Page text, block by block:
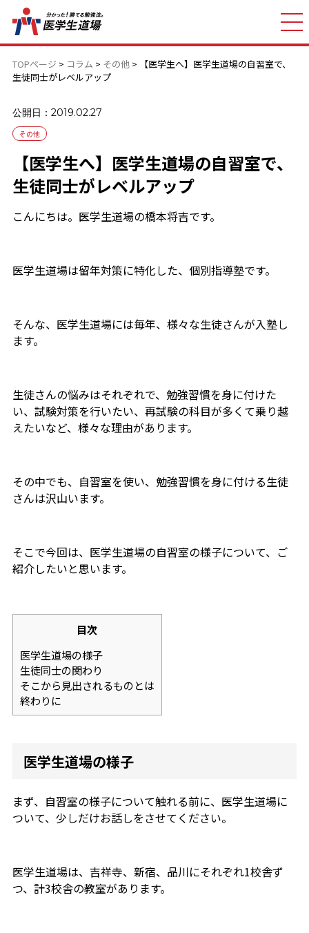
TOPページ > コラム > その他>
【医学生へ】医学生道場の自習室で、
生徒同士がレベルアップ
公開日：2019.02.27
その他
【医学生へ】医学生道場の自習室で、
生徒同士がレベルアップ
こんにちは。医学生道場の橋本将吉です。
医学生道場は留年対策に特化した、個別指導塾です。
そんな、医学生道場には毎年、様々な生徒さんが入塾し
ます。
生徒さんの悩みはそれぞれで、勉強習慣を身に付けた
い、試験対策を行いたい、再試験の科目が多くて乗り越
えたいなど、様々な理由があります。
その中でも、自習室を使い、勉強習慣を身に付ける生徒
さんは沢山います。
そこで今回は、医学生道場の自習室の様子について、ご
紹介したいと思います。
目次
医学生道場の様子
生徒同士の関わり
そこから見出されるものとは
終わりに
医学生道場の様子
まず、自習室の様子について触れる前に、医学生道場に
ついて、少しだけお話しをさせてください。
医学生道場は、吉祥寺、新宿、品川にそれぞれ1校舎ず
つ、計3校舎の教室があります。